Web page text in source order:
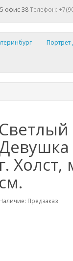
офис 38Телефон:
Портрет
Светлый
г. Холст,
см.
Предзаказ